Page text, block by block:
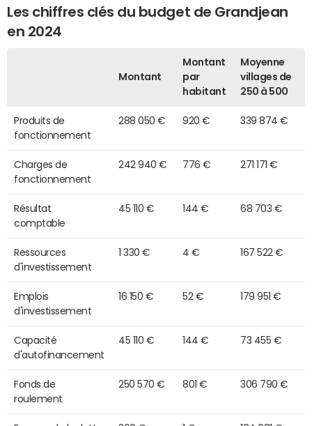
Les chiffres clés du budget de Grandjean
en 2024
Montant
Montant
par
habitant
Moyenne
villages de
250 à 500
Produits de
fonctionnement
288 050 € 920 € 339 874 €
Charges de
fonctionnement
242 940 € 776 € 271 171 €
Résultat
comptable
45 110 € 144 € 68 703 €
Ressources
d'investissement
1 330 € 4 € 167 522 €
Emplois
d'investissement
16 150 € 52 € 179 951 €
Capacité
d'autofinancement
45 110 € 144 € 73 455 €
Fonds de
roulement
250 570 € 801 € 306 790 €